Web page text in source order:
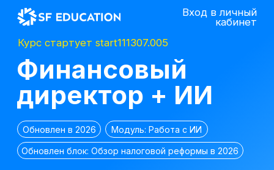
Вход в личный
кабинет
Обновлен в 2026
Обновлен блок: Обзор налоговой реформы в 2026
Модуль: Работа с ИИ
Финансовый
директор + ИИ
Отправить заявку